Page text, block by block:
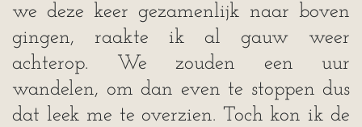
we deze keer gezamenlijk naar boven
gingen, raakte ik al gauw weer
achterop. We zouden een uur
wandelen, om dan even te stoppen dus
dat leek me te overzien. Toch kon ik de